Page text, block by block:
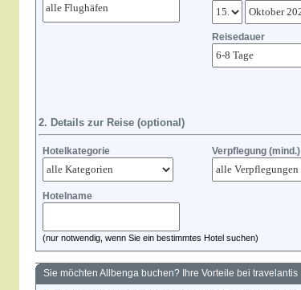
Reisedauer
2. Details zur Reise (optional)
Hotelkategorie Verpflegung (mind.)
Hotelname
(nur notwendig, wenn Sie ein bestimmtes Hotel suchen)
Sie möchten Allbenga buchen? Ihre Vorteile bei travelantis